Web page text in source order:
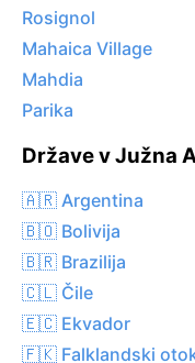
Rosignol
Mahaica Village
Mahdia
Parika
Države v Južna
🇦🇷 Argentina
🇧🇴 Bolivija
🇧🇷 Brazilija
🇨🇱 Čile
🇪🇨 Ekvador
🇫🇰 Falklandski